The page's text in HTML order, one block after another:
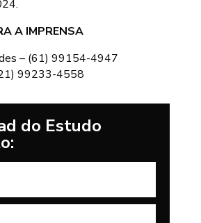
A IMPRENSA
– (61) 99154-4947
99233-4558
do Estudo